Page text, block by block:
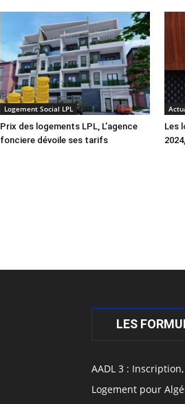
Logement Social LPL
Prix des logements LPL, L’agence
fonciere dévoile ses tarifs
Les
LES
AADL 3 :
Logement pour